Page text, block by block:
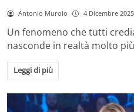
Antonio Murolo 4 Dicembre 2025
Un fenomeno che tutti
nasconde in realtà molto
Leggi di più